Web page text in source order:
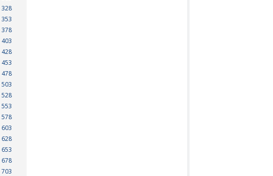
328
353
378
403
428
453
478
503
528
553
578
603
628
653
678
703